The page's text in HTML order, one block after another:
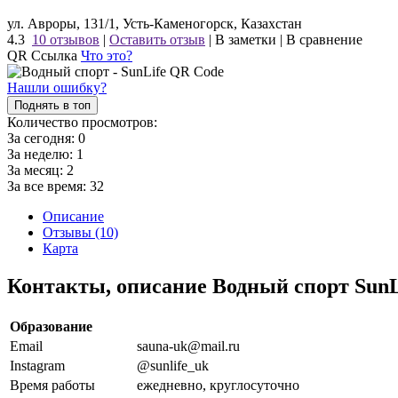
ул. Авроры, 131/1, Усть-Каменогорск, Казахстан
4.3 10 отзывов | Оставить отзыв | В заметки | В сравнение
QR Ссылка Что это?
Нашли ошибку?
Поднять в топ
Количество просмотров:
За сегодня: 0
За неделю: 1
За месяц: 2
За все время: 32
Описание
Отзывы (10)
Карта
Контакты, описание Водный спорт
Образование
Email
sauna-uk@mail.ru
Instagram
@sunlife_uk
Время работы
ежедневно, круглосуточно